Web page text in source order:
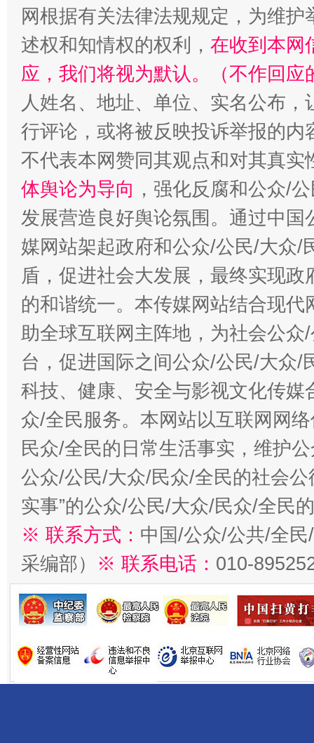
扯下公款旅游的“隐身衣” 如何以
“蜀中异人”王建安的艺术幻境
网根据有关法律法规规定，为维
述权和知情权的权利， 在收到本网
应，我们将视为默认。（不作回应
人姓名、地址、单位、实名公布
行评论，或将被反映投诉举报的
不代表本网赞同其观点和对其真实
体舆论为导向 ，强化反腐和公众/
发展营造良好舆论氛围。通过中
媒网站架起政府和公众/公民/大众/
盾，促进社会大发展，最终实现
的和谐统一。本传媒网站结合现
助全球互联网主阵地，为社会公
台，促进国际之间公众/公民/大众/
科技、健康、安全与影视文化传
众/全民服务。本网站以互联网网
民众/全民的日常生活事实，维护
公众/公民/大众/民众/全民的社会公
实事”的公众/公民/大众/民众/全民
※ 联系方式： 中国/公众/公共/全
采编部） ※ 联系电话： 010-